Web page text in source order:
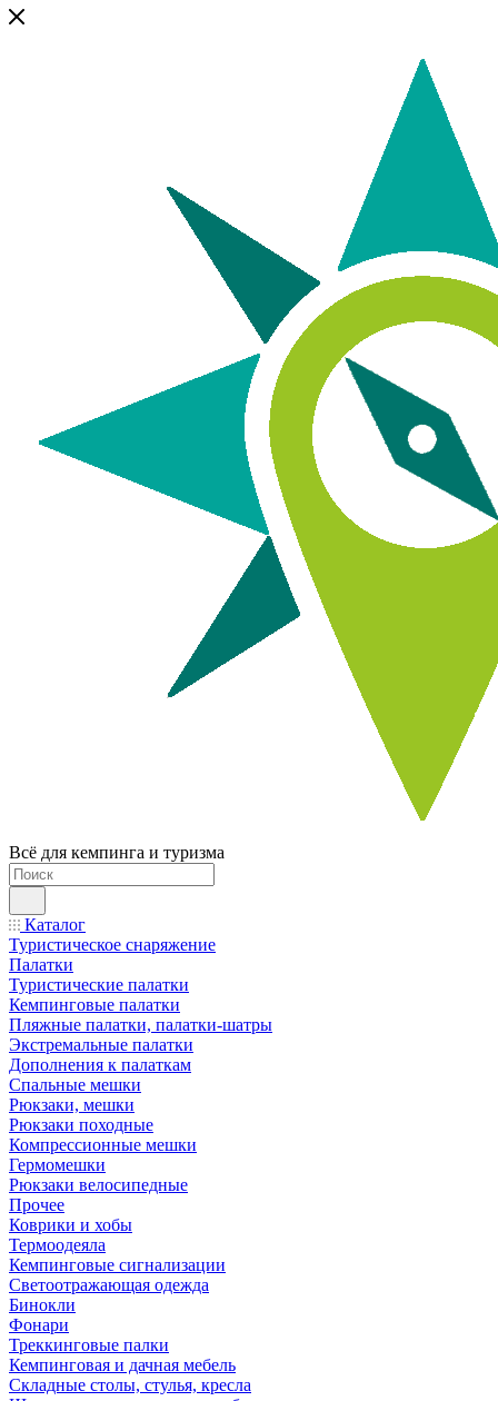
Всё для кемпинга и туризма
Каталог
Туристическое снаряжение
Палатки
Туристические палатки
Кемпинговые палатки
Пляжные палатки, палатки-шатры
Экстремальные палатки
Дополнения к палаткам
Спальные мешки
Рюкзаки, мешки
Рюкзаки походные
Компрессионные мешки
Гермомешки
Рюкзаки велосипедные
Прочее
Коврики и хобы
Термоодеяла
Кемпинговые сигнализации
Светоотражающая одежда
Бинокли
Фонари
Треккинговые палки
Кемпинговая и дачная мебель
Складные столы, стулья, кресла